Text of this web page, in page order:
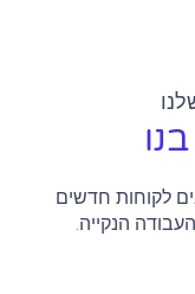
לקוחות חדשים
הנקייה.